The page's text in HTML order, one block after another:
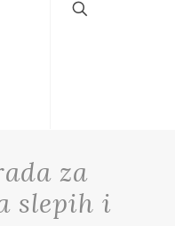
za
slepih i